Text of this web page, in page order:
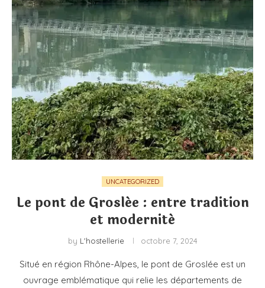
UNCATEGORIZED
Le pont de Groslée : entre tradition
et modernité
by L'hostellerie octobre 7, 2024
Situé en région Rhône-Alpes, le pont de Groslée est un
ouvrage emblématique qui relie les départements de